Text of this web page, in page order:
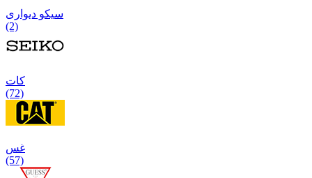
سیکو دیواری
(2)
كات
(72)
غس
(57)